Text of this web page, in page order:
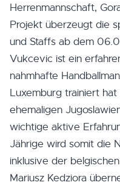
Herrenmannschaft,
Projekt überzeugt die
und Staffs ab dem
Vukcevic ist ein
nahmhafte
Luxemburg trainiert
ehemaligen
wichtige aktive
Jährige wird somit die
inklusive der
Mariusz Kedziora